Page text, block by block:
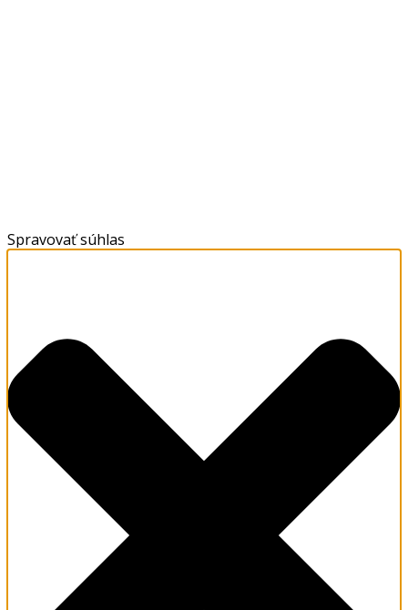
Spravovať súhlas